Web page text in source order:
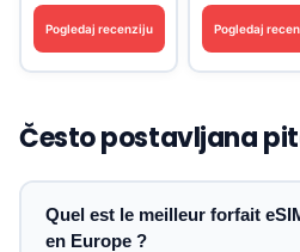
Pogledaj recenziju Pogledaj
Često postavljana
Quel est le meilleur forfait
en Europe ?